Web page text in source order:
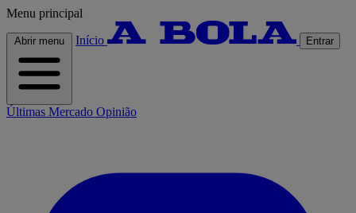
Menu principal
Abrir menu Início Entrar
Últimas Mercado Opinião